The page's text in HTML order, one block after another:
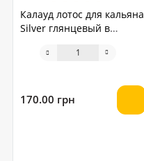
Калауд лотос для кальяна
Silver глянцевый в
170.00 грн